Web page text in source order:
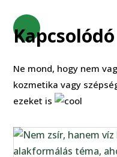
Ne mond, hogy nem
kozmetika vagy
ezeket is